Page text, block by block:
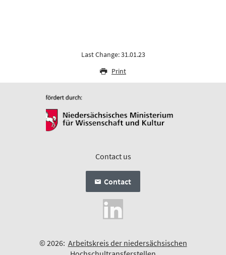
Last Change: 31.01.23
Print
Contact us
Contact
© 2026: Arbeitskreis der niedersächsischen